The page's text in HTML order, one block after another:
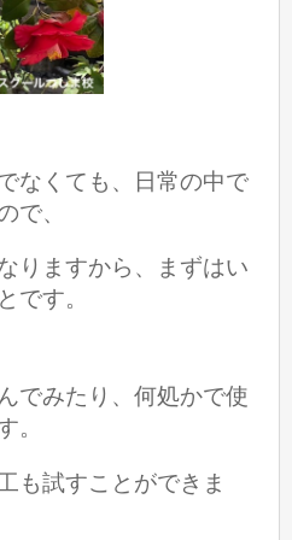
なくても、日常の中で
で、
りますから、まずはい
です。
でみたり、何処かで使
。
も試すことができま